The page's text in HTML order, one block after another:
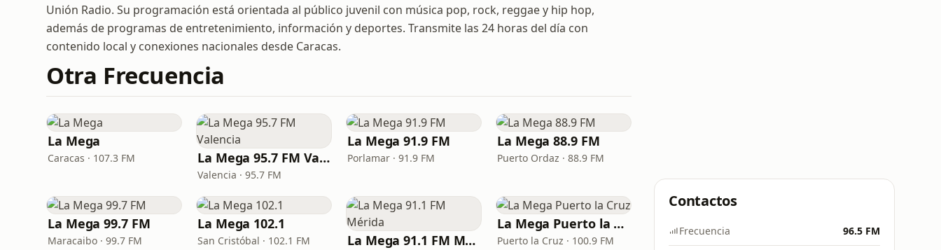
Unión Radio. Su programación está orientada al público juvenil con música pop, rock, reggae y hip hop,
además de programas de entretenimiento, información y deportes. Transmite las 24 horas del día con
contenido local y conexiones nacionales desde Caracas.
Otra Frecuencia
La Mega
Caracas · 107.3 FM La Mega 95.7 FM Valencia
Valencia · 95.7 FM
La Mega 91.9 FM
Porlamar · 91.9 FM
La Mega 88.9 FM
Puerto Ordaz · 88.9 FM
La Mega 99.7 FM
Maracaibo · 99.7 FM
La Mega 102.1
San Cristóbal · 102.1 FM La Mega 91.1 FM Mérida
La Mega Puerto la Cruz
Puerto la Cruz · 100.9 FM
Contactos
Frecuencia 96.5 FM